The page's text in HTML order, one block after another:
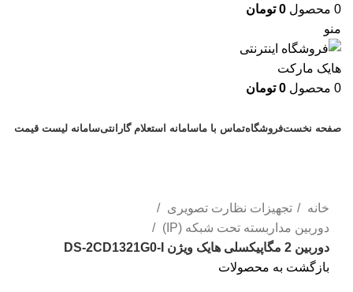
0 محصول 0 تومان
منو
0 محصول 0 تومان
صفحه نخستفروشگاهتماس با ماسامانه استعلام گارانتیسامانه لیست قیمت
خانه
تجهیزات نظارت تصویری
دوربین مداربسته تحت شبکه (IP)
دوربین 2 مگاپیکسلی هایک ویژن DS-2CD1321G0-I
بازگشت به محصولات